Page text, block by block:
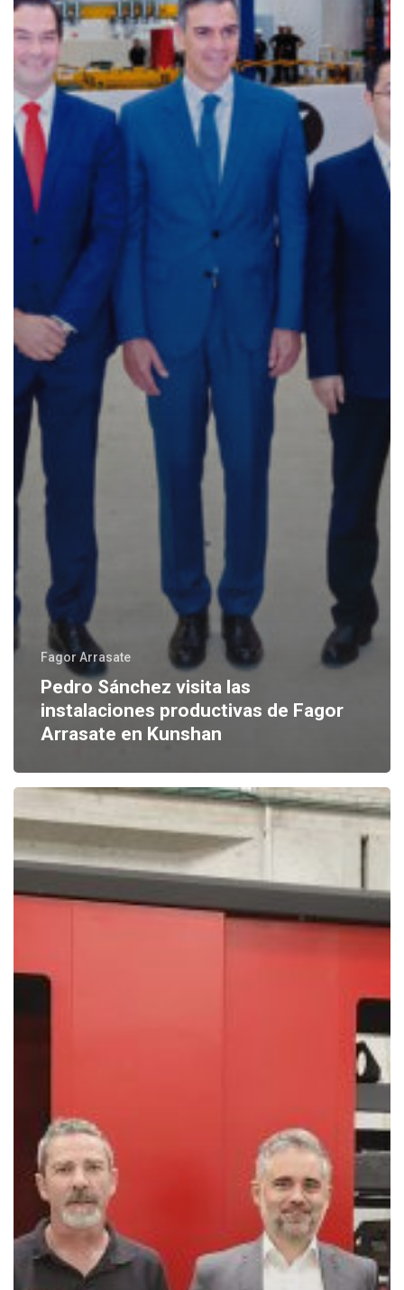
Fagor Arrasate
Pedro Sánchez visita las
instalaciones productivas de Fagor
Arrasate en Kunshan